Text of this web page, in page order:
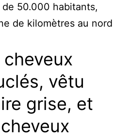
de 50.000 habitants,
de kilomètres au nord
cheveux
vêtu
grise, et